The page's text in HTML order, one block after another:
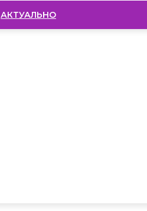
АКТУАЛЬНО